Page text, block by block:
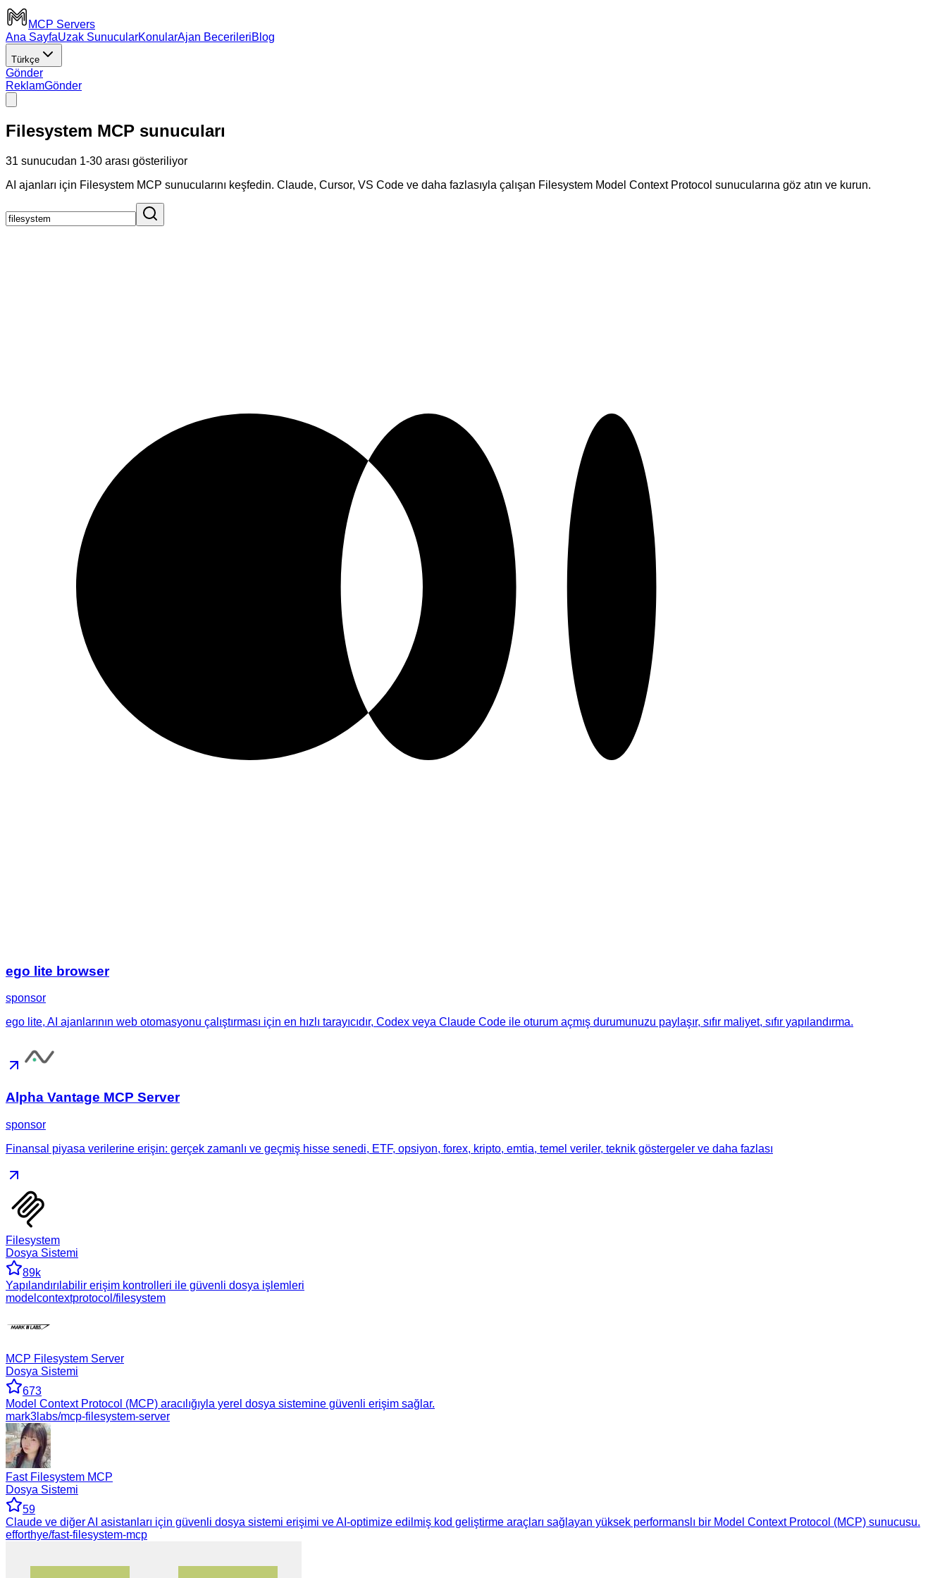
MCP Servers
Ana SayfaUzak SunucularKonularAjan BecerileriBlog
Türkçe
Gönder
ReklamGönder
Filesystem MCP sunucuları
31 sunucudan 1-30 arası gösteriliyor
AI ajanları için Filesystem MCP sunucularını keşfedin. Claude, Cursor, VS Code ve daha fazlasıyla çalışan Filesystem Model Context Protocol sunucularına göz atın ve kurun.
ego lite browser
sponsor
ego lite, AI ajanlarının web otomasyonu çalıştırması için en hızlı tarayıcıdır, Codex veya Claude Code ile oturum açmış durumunuzu paylaşır, sıfır maliyet, sıfır yapılandırma.
Alpha Vantage MCP Server
sponsor
Finansal piyasa verilerine erişin: gerçek zamanlı ve geçmiş hisse senedi, ETF, opsiyon, forex, kripto, emtia, temel veriler, teknik göstergeler ve daha fazlası
Filesystem
Dosya Sistemi
89k
Yapılandırılabilir erişim kontrolleri ile güvenli dosya işlemleri
modelcontextprotocol/filesystem
MCP Filesystem Server
Dosya Sistemi
673
Model Context Protocol (MCP) aracılığıyla yerel dosya sistemine güvenli erişim sağlar.
mark3labs/mcp-filesystem-server
Fast Filesystem MCP
Dosya Sistemi
59
Claude ve diğer AI asistanları için güvenli dosya sistemi erişimi ve AI-optimize edilmiş kod geliştirme araçları sağlayan yüksek performanslı bir Model Context Protocol (MCP) sunucusu.
efforthye/fast-filesystem-mcp